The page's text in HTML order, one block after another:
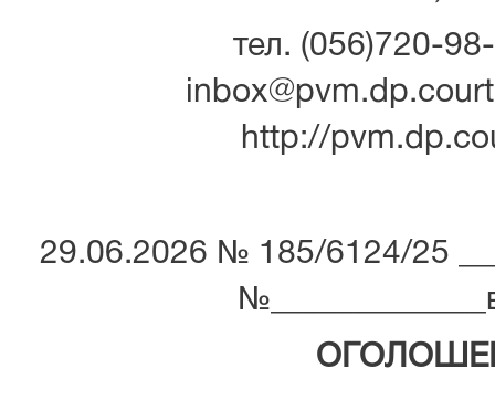
тел. (056)720-
http://
29.06.2026 № 185/6124/25